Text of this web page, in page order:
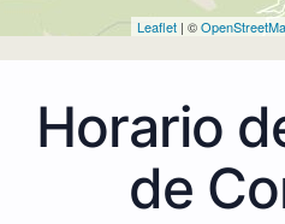
Leaflet | ©
Horario
de